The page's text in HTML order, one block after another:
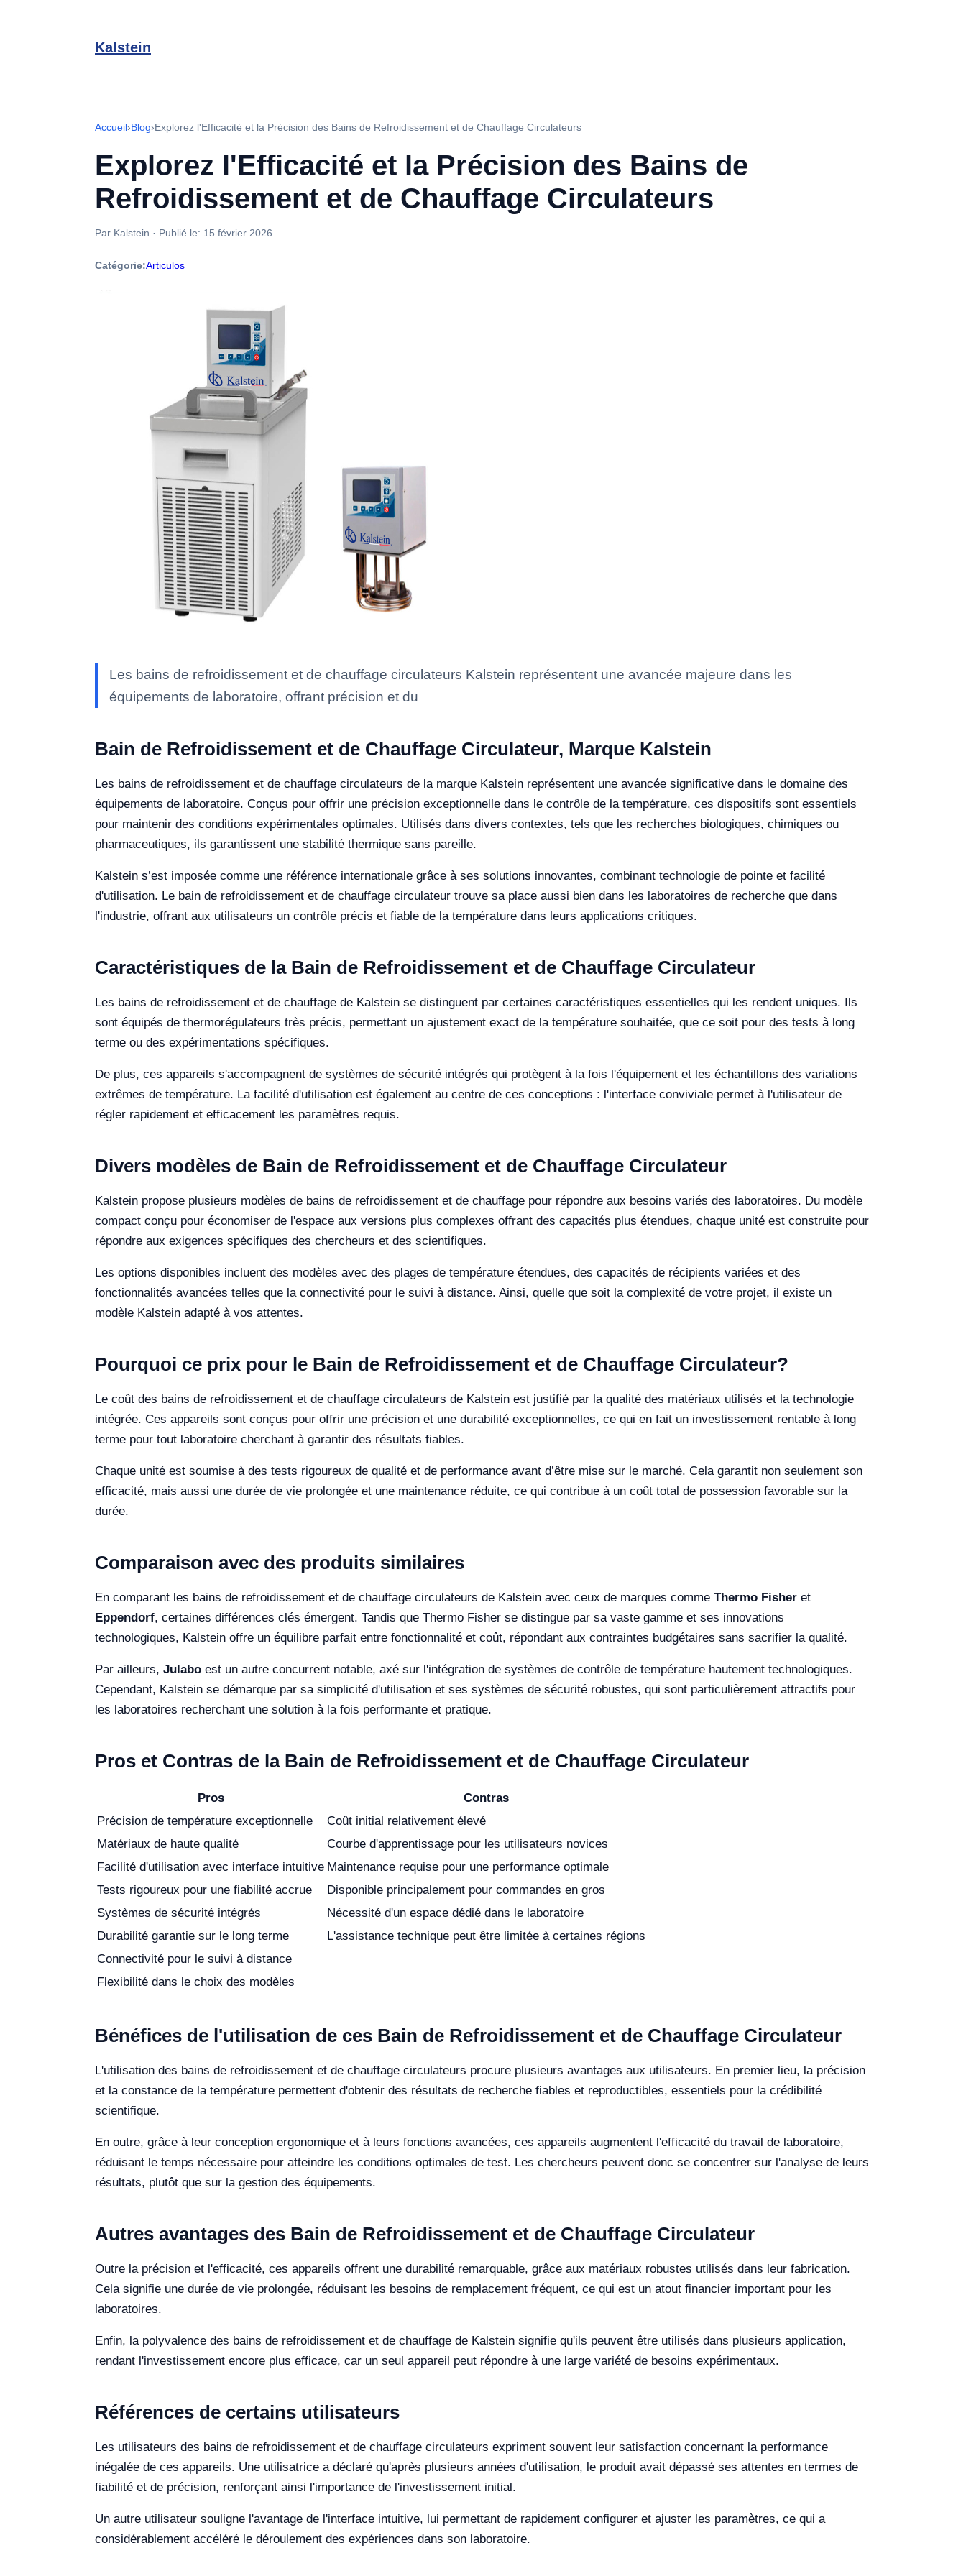
Kalstein
Accueil›Blog›Explorez l'Efficacité et la Précision des Bains de Refroidissement et de Chauffage Circulateurs
Explorez l'Efficacité et la Précision des Bains de
Refroidissement et de Chauffage Circulateurs
Par Kalstein · Publié le: 15 février 2026
Catégorie:Articulos
Les bains de refroidissement et de chauffage circulateurs Kalstein représentent une avancée majeure dans les
équipements de laboratoire, offrant précision et du
Bain de Refroidissement et de Chauffage Circulateur, Marque Kalstein
Les bains de refroidissement et de chauffage circulateurs de la marque Kalstein représentent une avancée significative dans le domaine des
équipements de laboratoire. Conçus pour offrir une précision exceptionnelle dans le contrôle de la température, ces dispositifs sont essentiels
pour maintenir des conditions expérimentales optimales. Utilisés dans divers contextes, tels que les recherches biologiques, chimiques ou
pharmaceutiques, ils garantissent une stabilité thermique sans pareille.
Kalstein s’est imposée comme une référence internationale grâce à ses solutions innovantes, combinant technologie de pointe et facilité
d'utilisation. Le bain de refroidissement et de chauffage circulateur trouve sa place aussi bien dans les laboratoires de recherche que dans
l'industrie, offrant aux utilisateurs un contrôle précis et fiable de la température dans leurs applications critiques.
Caractéristiques de la Bain de Refroidissement et de Chauffage Circulateur
Les bains de refroidissement et de chauffage de Kalstein se distinguent par certaines caractéristiques essentielles qui les rendent uniques. Ils
sont équipés de thermorégulateurs très précis, permettant un ajustement exact de la température souhaitée, que ce soit pour des tests à long
terme ou des expérimentations spécifiques.
De plus, ces appareils s'accompagnent de systèmes de sécurité intégrés qui protègent à la fois l'équipement et les échantillons des variations
extrêmes de température. La facilité d'utilisation est également au centre de ces conceptions : l'interface conviviale permet à l'utilisateur de
régler rapidement et efficacement les paramètres requis.
Divers modèles de Bain de Refroidissement et de Chauffage Circulateur
Kalstein propose plusieurs modèles de bains de refroidissement et de chauffage pour répondre aux besoins variés des laboratoires. Du modèle
compact conçu pour économiser de l'espace aux versions plus complexes offrant des capacités plus étendues, chaque unité est construite pour
répondre aux exigences spécifiques des chercheurs et des scientifiques.
Les options disponibles incluent des modèles avec des plages de température étendues, des capacités de récipients variées et des
fonctionnalités avancées telles que la connectivité pour le suivi à distance. Ainsi, quelle que soit la complexité de votre projet, il existe un
modèle Kalstein adapté à vos attentes.
Pourquoi ce prix pour le Bain de Refroidissement et de Chauffage Circulateur?
Le coût des bains de refroidissement et de chauffage circulateurs de Kalstein est justifié par la qualité des matériaux utilisés et la technologie
intégrée. Ces appareils sont conçus pour offrir une précision et une durabilité exceptionnelles, ce qui en fait un investissement rentable à long
terme pour tout laboratoire cherchant à garantir des résultats fiables.
Chaque unité est soumise à des tests rigoureux de qualité et de performance avant d’être mise sur le marché. Cela garantit non seulement son
efficacité, mais aussi une durée de vie prolongée et une maintenance réduite, ce qui contribue à un coût total de possession favorable sur la
durée.
Comparaison avec des produits similaires
En comparant les bains de refroidissement et de chauffage circulateurs de Kalstein avec ceux de marques comme Thermo Fisher et
Eppendorf, certaines différences clés émergent. Tandis que Thermo Fisher se distingue par sa vaste gamme et ses innovations
technologiques, Kalstein offre un équilibre parfait entre fonctionnalité et coût, répondant aux contraintes budgétaires sans sacrifier la qualité.
Par ailleurs, Julabo est un autre concurrent notable, axé sur l'intégration de systèmes de contrôle de température hautement technologiques.
Cependant, Kalstein se démarque par sa simplicité d'utilisation et ses systèmes de sécurité robustes, qui sont particulièrement attractifs pour
les laboratoires recherchant une solution à la fois performante et pratique.
Pros et Contras de la Bain de Refroidissement et de Chauffage Circulateur
Pros
Contras
Précision de température exceptionnelle
Coût initial relativement élevé
Matériaux de haute qualité
Courbe d'apprentissage pour les utilisateurs novices
Facilité d'utilisation avec interface intuitive Maintenance requise pour une performance optimale
Tests rigoureux pour une fiabilité accrue
Disponible principalement pour commandes en gros
Systèmes de sécurité intégrés
Nécessité d'un espace dédié dans le laboratoire
Durabilité garantie sur le long terme
L'assistance technique peut être limitée à certaines régions
Connectivité pour le suivi à distance
Flexibilité dans le choix des modèles
Bénéfices de l'utilisation de ces Bain de Refroidissement et de Chauffage Circulateur
L'utilisation des bains de refroidissement et de chauffage circulateurs procure plusieurs avantages aux utilisateurs. En premier lieu, la précision
et la constance de la température permettent d'obtenir des résultats de recherche fiables et reproductibles, essentiels pour la crédibilité
scientifique.
En outre, grâce à leur conception ergonomique et à leurs fonctions avancées, ces appareils augmentent l'efficacité du travail de laboratoire,
réduisant le temps nécessaire pour atteindre les conditions optimales de test. Les chercheurs peuvent donc se concentrer sur l'analyse de leurs
résultats, plutôt que sur la gestion des équipements.
Autres avantages des Bain de Refroidissement et de Chauffage Circulateur
Outre la précision et l'efficacité, ces appareils offrent une durabilité remarquable, grâce aux matériaux robustes utilisés dans leur fabrication.
Cela signifie une durée de vie prolongée, réduisant les besoins de remplacement fréquent, ce qui est un atout financier important pour les
laboratoires.
Enfin, la polyvalence des bains de refroidissement et de chauffage de Kalstein signifie qu'ils peuvent être utilisés dans plusieurs application,
rendant l'investissement encore plus efficace, car un seul appareil peut répondre à une large variété de besoins expérimentaux.
Références de certains utilisateurs
Les utilisateurs des bains de refroidissement et de chauffage circulateurs expriment souvent leur satisfaction concernant la performance
inégalée de ces appareils. Une utilisatrice a déclaré qu'après plusieurs années d'utilisation, le produit avait dépassé ses attentes en termes de
fiabilité et de précision, renforçant ainsi l'importance de l'investissement initial.
Un autre utilisateur souligne l'avantage de l'interface intuitive, lui permettant de rapidement configurer et ajuster les paramètres, ce qui a
considérablement accéléré le déroulement des expériences dans son laboratoire.